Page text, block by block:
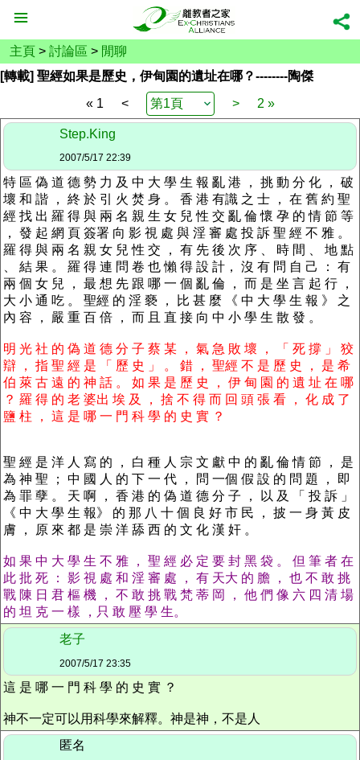
主頁 > 討論區 > 閒聊
[轉載] 聖經如果是歷史，伊甸園的遺址在哪？--------陶傑
« 1
< > 2 »
Step.King
2007/5/17 22:39
特 區 偽 道 德 勢 力 及 中 大 學 生 報 亂 港 ， 挑 動 分 化 ， 破
壞 和 諧 ， 終 於 引 火 焚 身 。 香 港 有識 之 士 ， 在 舊 約 聖
經 找 出 羅 得 與 兩 名 親 生 女 兒 性 交 亂 倫 懷 孕 的 情 節 等
， 發 起 網 頁 簽署 向 影 視 處 與 淫 審 處 投 訴 聖 經 不 雅 。
羅 得 與 兩 名 親 女 兒 性 交 ， 有 先 後 次 序 、 時 間 、 地 點
、 結 果 。 羅 得 連 問 卷 也 懶 得 設 計， 沒 有 問 自 己 ： 有
兩 個 女 兒 ， 最 想 先 跟 哪 一 個 亂 倫 ， 而 是 坐 言 起 行 ，
大 小 通 吃 。 聖經 的 淫 褻 ， 比 甚 麼 《 中 大 學 生 報 》 之
內 容 ， 嚴 重 百 倍 ， 而 且 直 接 向 中 小 學 生 散 發 。
明 光 社 的 偽 道 德 分 子 蔡 某 ， 氣 急 敗 壞 ， 「 死 撐 」 狡
辯 ， 指 聖 經 是 「 歷 史 」 。 錯 ， 聖經 不 是 歷 史 ， 是 希
伯 萊 古 遠 的 神 話 。 如 果 是 歷 史 ， 伊 甸 園 的 遺 址 在 哪
？ 羅 得 的 老 婆出 埃 及 ， 捨 不 得 而 回 頭 張 看 ， 化 成 了
鹽 柱 ， 這 是 哪 一 門 科 學 的 史 實 ？
聖 經 是 洋 人 寫 的 ， 白 種 人 宗 文 獻 中 的 亂 倫 情 節 ， 是
為 神 聖 ； 中 國 人 的 下 一 代 ， 問 一個 假 設 的 問 題 ， 即
為 罪 孽 。 天 啊 ， 香 港 的 偽 道 德 分 子 ， 以 及 「 投 訴 」
《 中 大 學 生 報》 的 那 八 十 個 良 好 市 民 ， 披 一 身 黃 皮
膚 ， 原 來 都 是 崇 洋 舔 西 的 文 化 漢 奸 。
如 果 中 大 學 生 不 雅 ， 聖 經 必 定 要 封 黑 袋 。 但 筆 者 在
此 批 死 ： 影 視 處 和 淫 審 處 ， 有 天大 的 膽 ， 也 不 敢 挑
戰 陳 日 君 樞 機 ， 不 敢 挑 戰 梵 蒂 岡 ， 他 們 像 六 四 清 場
的 坦 克 一 樣 ，只 敢 壓 學 生。
老子
2007/5/17 23:35
這 是 哪 一 門 科 學 的 史 實 ？
神不一定可以用科學來解釋。神是神，不是人
匿名